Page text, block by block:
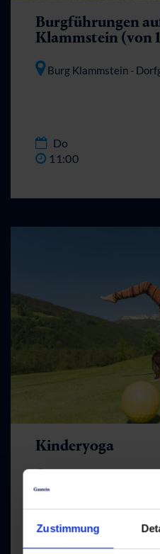
Zustimmung
Burgführungen
Klammstein (von
Burg Klammstein -
Do
11:00
Kinderyoga